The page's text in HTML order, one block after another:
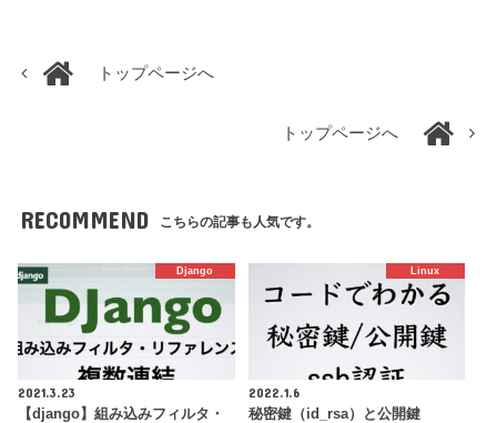
トップページへ
トップページへ
RECOMMEND こちらの記事も人気です。
Django
2021.3.23
【django】組み込みフィルタ・
Linux
2022.1.6
秘密鍵（id_rsa）と公開鍵